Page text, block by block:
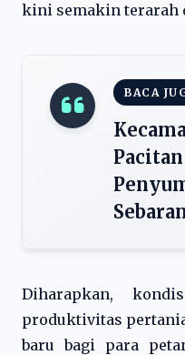
kini semakin terarah
BACA
Diharapkan,
produktivitas
baru bagi para